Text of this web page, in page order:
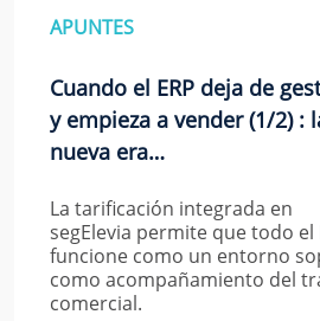
APUNTES
Cuando el ERP deja de
y empieza a vender (1/2) :
nueva era…
La tarificación integrada en
segElevia permite que todo el
funcione como un entorno
como acompañamiento del
comercial.